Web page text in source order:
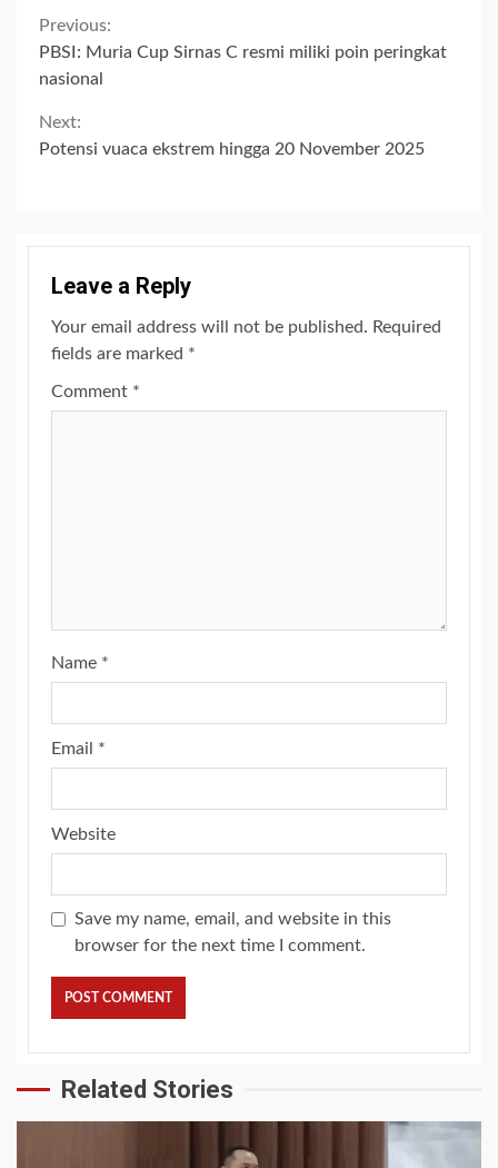
Continue
Reading
Previous:
PBSI: Muria Cup Sirnas C resmi miliki poin peringkat
nasional
Next:
Potensi vuaca ekstrem hingga 20 November 2025
Leave a Reply
Your email address will not be published. Required
fields are marked *
Comment *
Name *
Email *
Website
Save my name, email, and website in this
browser for the next time I comment.
Related Stories